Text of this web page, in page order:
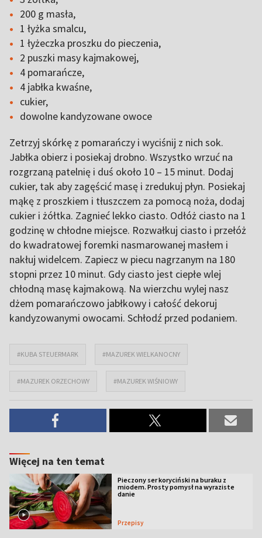
200 g masła,
1 łyżka smalcu,
1 łyżeczka proszku do pieczenia,
2 puszki masy kajmakowej,
4 pomarańcze,
4 jabłka kwaśne,
cukier,
dowolne kandyzowane owoce
Zetrzyj skórkę z pomarańczy i wyciśnij z nich sok.
Jabłka obierz i posiekaj drobno. Wszystko wrzuć na
rozgrzaną patelnię i duś około 10 – 15 minut. Dodaj
cukier, tak aby zagęścić masę i zredukuj płyn. Posiekaj
mąkę z proszkiem i tłuszczem za pomocą noża, dodaj
cukier i żółtka. Zagnieć lekko ciasto. Odłóż ciasto na 1
godzinę w chłodne miejsce. Rozwałkuj ciasto i przełóż
do kwadratowej foremki nasmarowanej masłem i
nakłuj widelcem. Zapiecz w piecu nagrzanym na 180
stopni przez 10 minut. Gdy ciasto jest ciepłe wlej
chłodną masę kajmakową. Na wierzchu wylej nasz
dżem pomarańczowo jabłkowy i całość dekoruj
kandyzowanymi owocami. Schłodź przed podaniem.
#KUBA STEUERMARK #MAZUREK WIELKANOCNY
#MAZUREK ORZECHOWY #MAZUREK WIŚNIOWY
Więcej na ten temat
Pieczony ser koryciński na buraku z
miodem. Prosty pomysł na wyraziste
danie
Przepisy